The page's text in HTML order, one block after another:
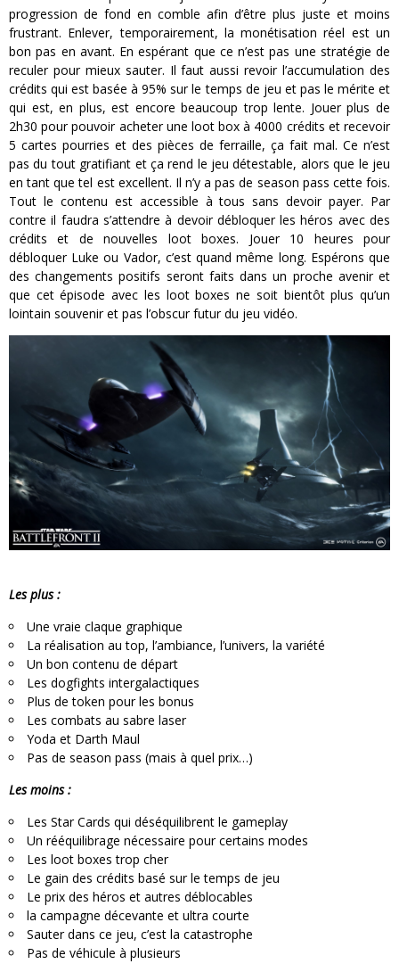
progression de fond en comble afin d’être plus juste et moins
frustrant. Enlever, temporairement, la monétisation réel est un
bon pas en avant. En espérant que ce n’est pas une stratégie de
reculer pour mieux sauter. Il faut aussi revoir l’accumulation des
crédits qui est basée à 95% sur le temps de jeu et pas le mérite et
qui est, en plus, est encore beaucoup trop lente. Jouer plus de
2h30 pour pouvoir acheter une loot box à 4000 crédits et recevoir
5 cartes pourries et des pièces de ferraille, ça fait mal. Ce n’est
pas du tout gratifiant et ça rend le jeu détestable, alors que le jeu
en tant que tel est excellent. Il n’y a pas de season pass cette fois.
Tout le contenu est accessible à tous sans devoir payer. Par
contre il faudra s’attendre à devoir débloquer les héros avec des
crédits et de nouvelles loot boxes. Jouer 10 heures pour
débloquer Luke ou Vador, c’est quand même long. Espérons que
des changements positifs seront faits dans un proche avenir et
que cet épisode avec les loot boxes ne soit bientôt plus qu’un
lointain souvenir et pas l’obscur futur du jeu vidéo.
Les plus :
Une vraie claque graphique
La réalisation au top, l’ambiance, l’univers, la variété
Un bon contenu de départ
Les dogfights intergalactiques
Plus de token pour les bonus
Les combats au sabre laser
Yoda et Darth Maul
Pas de season pass (mais à quel prix…)
Les moins :
Les Star Cards qui déséquilibrent le gameplay
Un rééquilibrage nécessaire pour certains modes
Les loot boxes trop cher
Le gain des crédits basé sur le temps de jeu
Le prix des héros et autres déblocables
la campagne décevante et ultra courte
Sauter dans ce jeu, c’est la catastrophe
Pas de véhicule à plusieurs